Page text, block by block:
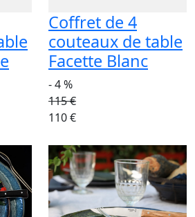
Coffret de 4
couteaux de table
Facette Blanc
- 4 %
115 €
110 €